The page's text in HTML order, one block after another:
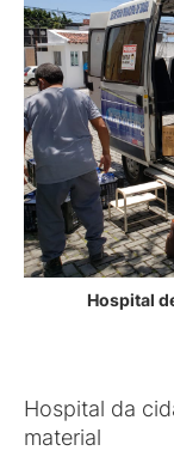
Hospital
Hospital da
material